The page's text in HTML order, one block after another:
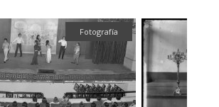
Fotografía